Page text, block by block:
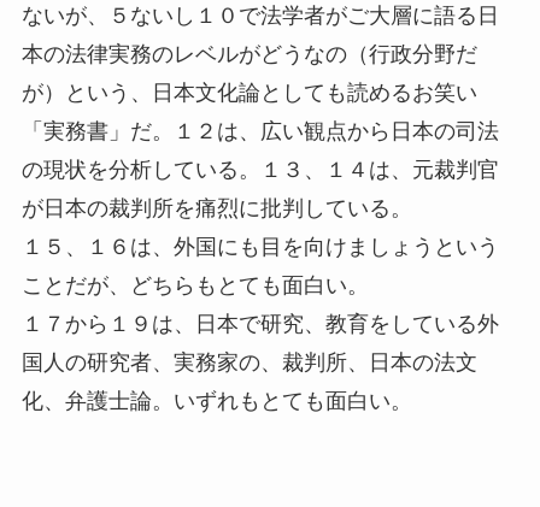
ないが、５ないし１０で法学者がご大層に語る日
本の法律実務のレベルがどうなの（行政分野だ
が）という、日本文化論としても読めるお笑い
「実務書」だ。１２は、広い観点から日本の司法
の現状を分析している。１３、１４は、元裁判官
が日本の裁判所を痛烈に批判している。
１５、１６は、外国にも目を向けましょうという
ことだが、どちらもとても面白い。
１７から１９は、日本で研究、教育をしている外
国人の研究者、実務家の、裁判所、日本の法文
化、弁護士論。いずれもとても面白い。